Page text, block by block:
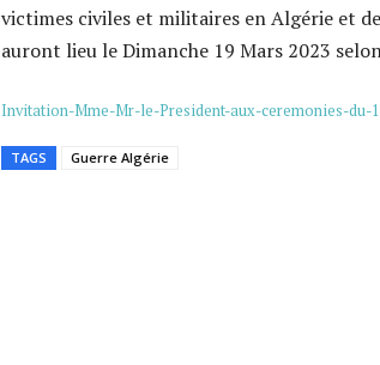
victimes civiles et militaires en Algérie et
auront lieu le Dimanche 19 Mars 2023
Invitation-Mme-Mr-le-President-aux-ceremonies-du-
TAGS Guerre Algérie